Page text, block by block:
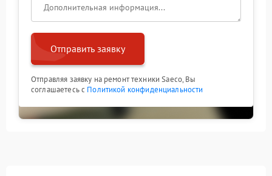
Отправить заявку
Отправляя заявку на ремонт техники Saeco, Вы
соглашаетесь с Политикой конфиденциальности